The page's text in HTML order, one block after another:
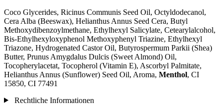
Coco Glycerides, Ricinus Communis Seed Oil, Octyldodecanol,
Cera Alba (Beeswax), Helianthus Annus Seed Cera, Butyl
Methoxydibenzoylmethane, Ethylhexyl Salicylate, Cetearylalcohol,
Bis-Ethylhexyloxyphenol Methoxyphenyl Triazine, Ethylhexyl
Triazone, Hydrogenated Castor Oil, Butyrospermum Parkii (Shea)
Butter, Prunus Amygdalus Dulcis (Sweet Almond) Oil,
Tocopherylacetat, Tocopherol (Vitamin E), Ascorbyl Palmitate,
Helianthus Annus (Sunflower) Seed Oil, Aroma, Menthol, CI
15850, CI 77491
Rechtliche Informationen